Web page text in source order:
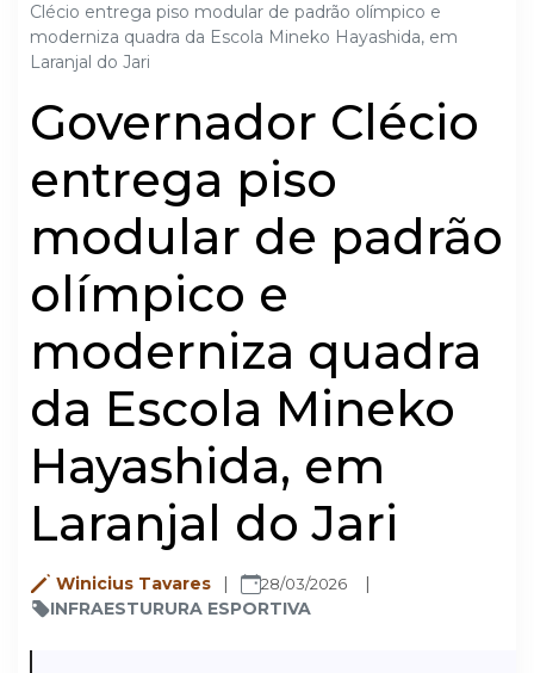
Clécio entrega piso modular de padrão olímpico e
moderniza quadra da Escola Mineko Hayashida, em
Laranjal do Jari
Governador Clécio
entrega piso
modular de padrão
olímpico e
moderniza quadra
da Escola Mineko
Hayashida, em
Laranjal do Jari
Winicius Tavares 28/03/2026
INFRAESTURURA ESPORTIVA